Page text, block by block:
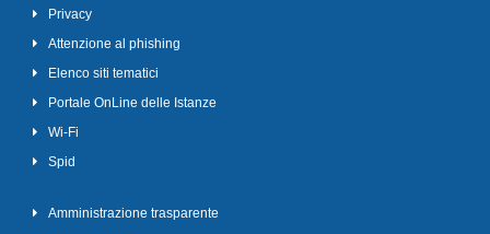
Privacy
Attenzione al phishing
Elenco siti tematici
Portale OnLine delle Istanze
Wi-Fi
Spid
Amministrazione trasparente